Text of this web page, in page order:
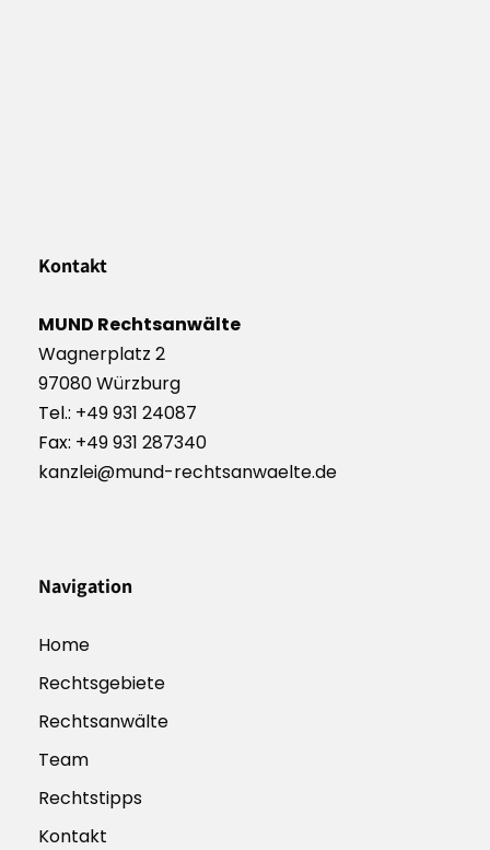
Kontakt
MUND Rechtsanwälte
Wagnerplatz 2
97080 Würzburg
Tel.: +49 931 24087
Fax: +49 931 287340
kanzlei@mund-rechtsanwaelte.de
Navigation
Home
Rechtsgebiete
Rechtsanwälte
Team
Rechtstipps
Kontakt